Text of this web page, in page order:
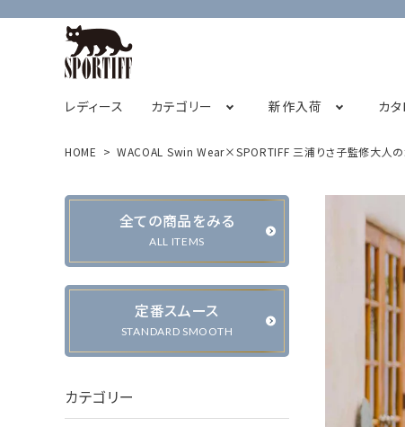
レディース カテゴリー
フレンチスリーブ チュニック
キャミソール
カーディガン・ベスト ジャケット・ブルゾン
パンツ
新作入荷
2026サマーコレクション 2026アー
カ
SPORTIFF茅ヶ崎店 STAFF BLOG
HOME WACOAL Swin Wear×SPORTIFF 三浦りさ子監修大人の
全ての商品をみる
ALL ITEMS
定番スムース
STANDARD SMOOTH
カテゴリー